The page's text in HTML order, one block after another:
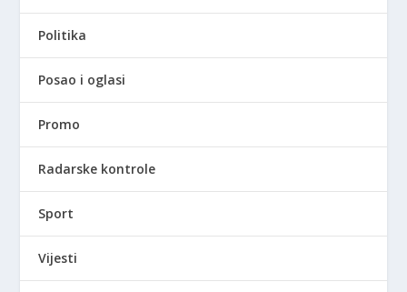
Politika
Posao i oglasi
Promo
Radarske kontrole
Sport
Vijesti